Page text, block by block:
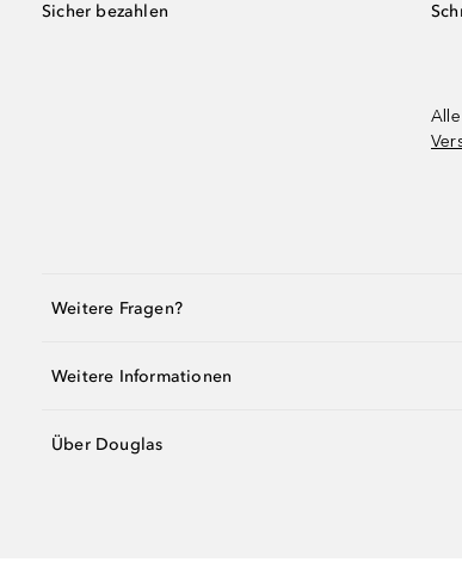
Sicher bezahlen
Weitere Fragen?
Weitere Informationen
Über Douglas